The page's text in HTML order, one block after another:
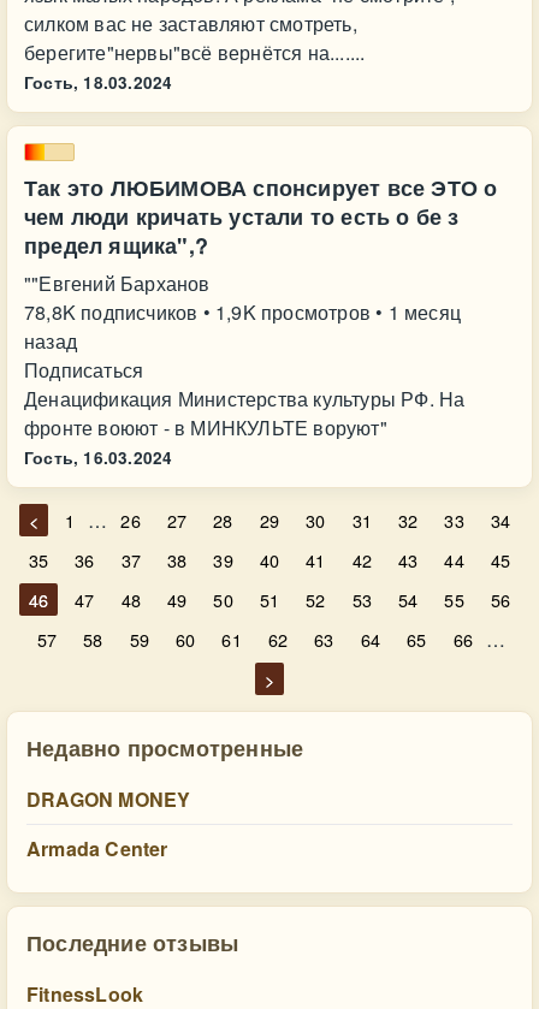
силком вас не заставляют смотреть,
берегите"нервы"всё вернётся на.......
Гость, 18.03.2024
Так это ЛЮБИМОВА спонсирует все ЭТО о
чем люди кричать устали то есть о бе з
предел ящика",?
""Евгений Барханов
78,8K подписчиков • 1,9K просмотров • 1 месяц
назад
Подписаться
Денацификация Министерства культуры РФ. На
фронте воюют - в МИНКУЛЬТЕ воруют"
Гость, 16.03.2024
< 1 … 26 27 28 29 30 31 32 33
34
35
36 37 38 39 40 41 42 43 44
45
46
47 48 49 50 51 52 53 54 55
56
57
58 59 60 61 62 63 64 65 66 …
>
Недавно просмотренные
DRAGON MONEY
Armada Center
Последние отзывы
FitnessLook